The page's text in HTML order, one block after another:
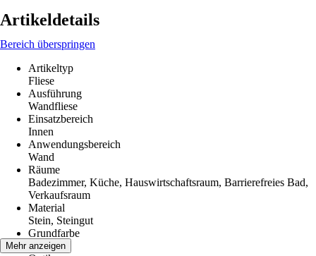
Artikeldetails
Bereich überspringen
Artikeltyp
Fliese
Ausführung
Wandfliese
Einsatzbereich
Innen
Anwendungsbereich
Wand
Räume
Badezimmer, Küche, Hauswirtschaftsraum, Barrierefreies Bad,
Verkaufsraum
Material
Stein, Steingut
Grundfarbe
Beige
Mehr anzeigen